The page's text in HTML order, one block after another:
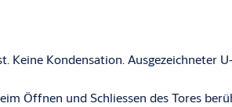
Kondensation. Ausgezeichneter
Öffnen und Schliessen des Tores